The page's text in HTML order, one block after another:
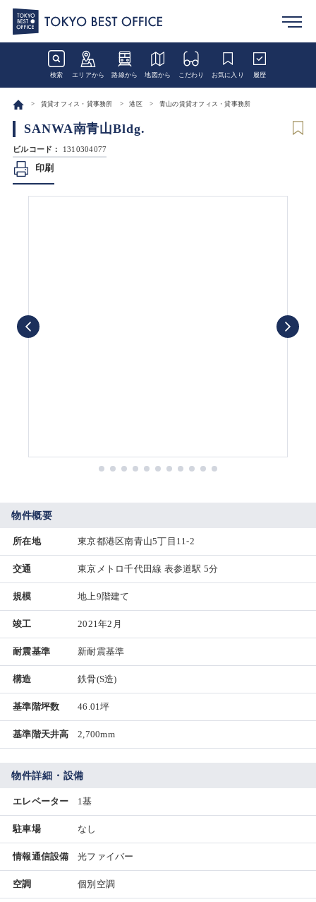
検索 エリアから 路線から 地図から こだわり お気に入り 履歴
賃貸オフィス・貸事務所 港区 青山の賃貸オフィス・貸事務所
SANWA南青山Bldg.
ビルコード： 1310304077
印刷
物件概要
所在地 東京都港区南青山5丁目11-2
交通 東京メトロ千代田線 表参道駅 5分
規模 地上9階建て
竣工 2021年2月
耐震基準 新耐震基準
構造 鉄骨(S造)
基準階坪数 46.01坪
基準階天井高 2,700mm
物件詳細・設備
エレベーター 1基
駐車場 なし
情報通信設備 光ファイバー
空調 個別空調